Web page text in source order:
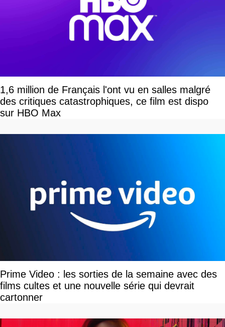
1,6 million de Français l'ont vu en salles malgré
des critiques catastrophiques, ce film est dispo
sur HBO Max
Prime Video : les sorties de la semaine avec des
films cultes et une nouvelle série qui devrait
cartonner